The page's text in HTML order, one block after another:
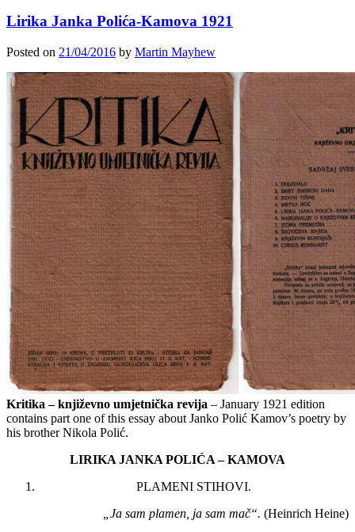
Lirika Janka Polića-Kamova 1921
Posted on 21/04/2016 by Martin Mayhew
Kritika – književno umjetnička revija – January 1921 edition
contains part one of this essay about Janko Polić Kamov’s poetry by
his brother Nikola Polić.
LIRIKA JANKA POLIĆA – KAMOVA
PLAMENI STIHOVI.
„Ja sam plamen, ja sam mač“. (Heinrich Heine)